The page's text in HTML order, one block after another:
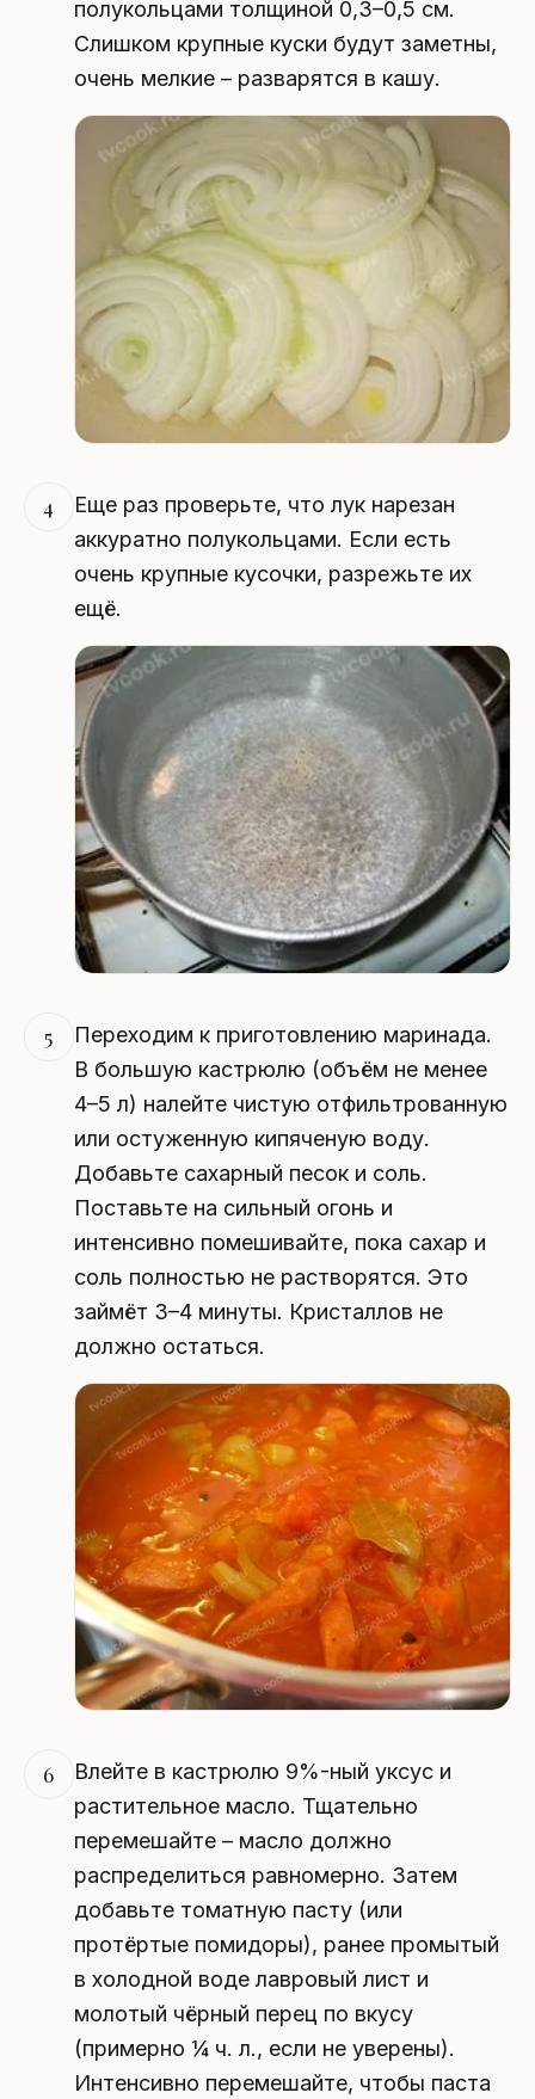
полукольцами толщиной 0,3–0,5 см.
Слишком крупные куски будут заметны,
очень мелкие – разварятся в кашу.
4
Еще раз проверьте, что лук нарезан
аккуратно полукольцами. Если есть
очень крупные кусочки, разрежьте их
ещё.
5
Переходим к приготовлению маринада.
В большую кастрюлю (объём не менее
4–5 л) налейте чистую отфильтрованную
или остуженную кипяченую воду.
Добавьте сахарный песок и соль.
Поставьте на сильный огонь и
интенсивно помешивайте, пока сахар и
соль полностью не растворятся. Это
займёт 3–4 минуты. Кристаллов не
должно остаться.
6
Влейте в кастрюлю 9%-ный уксус и
растительное масло. Тщательно
перемешайте – масло должно
распределиться равномерно. Затем
добавьте томатную пасту (или
протёртые помидоры), ранее промытый
в холодной воде лавровый лист и
молотый чёрный перец по вкусу
(примерно ¼ ч. л., если не уверены).
Интенсивно перемешайте, чтобы паста